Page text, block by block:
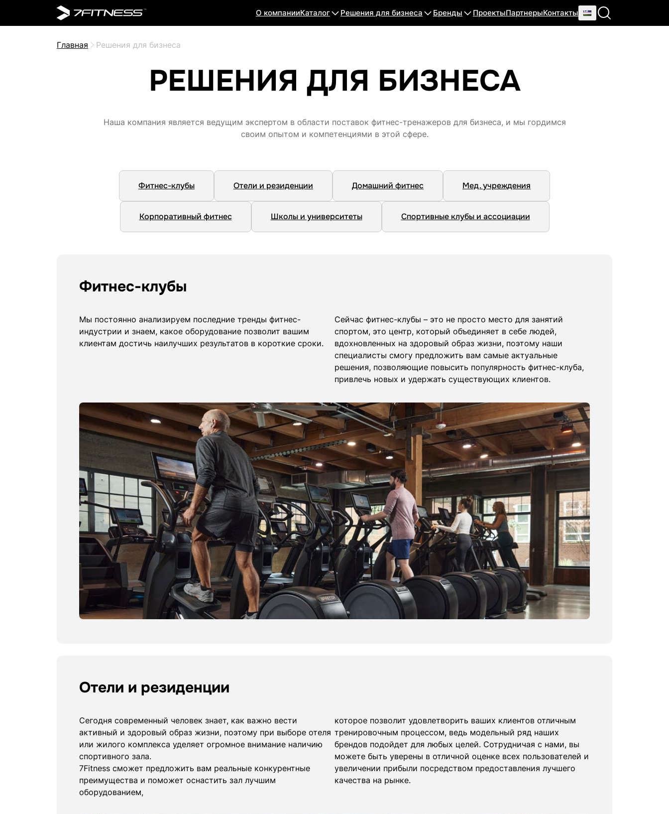
О компанииКаталог Решения для бизнеса Бренды ПроектыПартнерыКонтакты
Главная Решения для бизнеса
РЕШЕНИЯ ДЛЯ БИЗНЕСА
Наша компания является ведущим экспертом в области поставок фитнес-тренажеров для бизнеса, и мы гордимся
своим опытом и компетенциями в этой сфере.
Фитнес-клубы Отели и резиденции Домашний фитнес Мед. учреждения
Корпоративный фитнес Школы и университеты Спортивные клубы и ассоциации
Фитнес-клубы
Мы постоянно анализируем последние тренды фитнес-
индустрии и знаем, какое оборудование позволит вашим
клиентам достичь наилучших результатов в короткие сроки.
Сейчас фитнес-клубы – это не просто место для занятий
спортом, это центр, который объединяет в себе людей,
вдохновленных на здоровый образ жизни, поэтому наши
специалисты смогу предложить вам самые актуальные
решения, позволяющие повысить популярность фитнес-клуба,
привлечь новых и удержать существующих клиентов.
Отели и резиденции
Сегодня современный человек знает, как важно вести
активный и здоровый образ жизни, поэтому при выборе отеля
или жилого комплекса уделяет огромное внимание наличию
спортивного зала.
7Fitness сможет предложить вам реальные конкурентные
преимущества и поможет оснастить зал лучшим
оборудованием,
которое позволит удовлетворить ваших клиентов отличным
тренировочным процессом, ведь модельный ряд наших
брендов подойдет для любых целей. Сотрудничая с нами, вы
можете быть уверены в отличной оценке всех пользователей и
увеличении прибыли посредством предоставления лучшего
качества на рынке.